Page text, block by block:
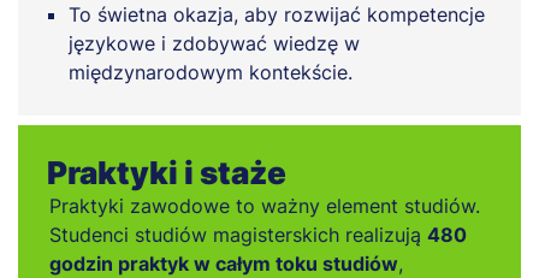
To świetna okazja, aby rozwijać kompetencje
językowe i zdobywać wiedzę w
międzynarodowym kontekście.
Praktyki i staże
Praktyki zawodowe to ważny element studiów.
Studenci studiów magisterskich realizują 480
godzin praktyk w całym toku studiów,